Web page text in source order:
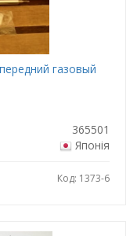
газовый
365501
Японія
Код: 1373-6